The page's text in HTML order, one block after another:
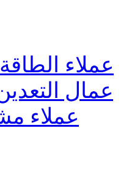
عملاء
عمال
عملاء